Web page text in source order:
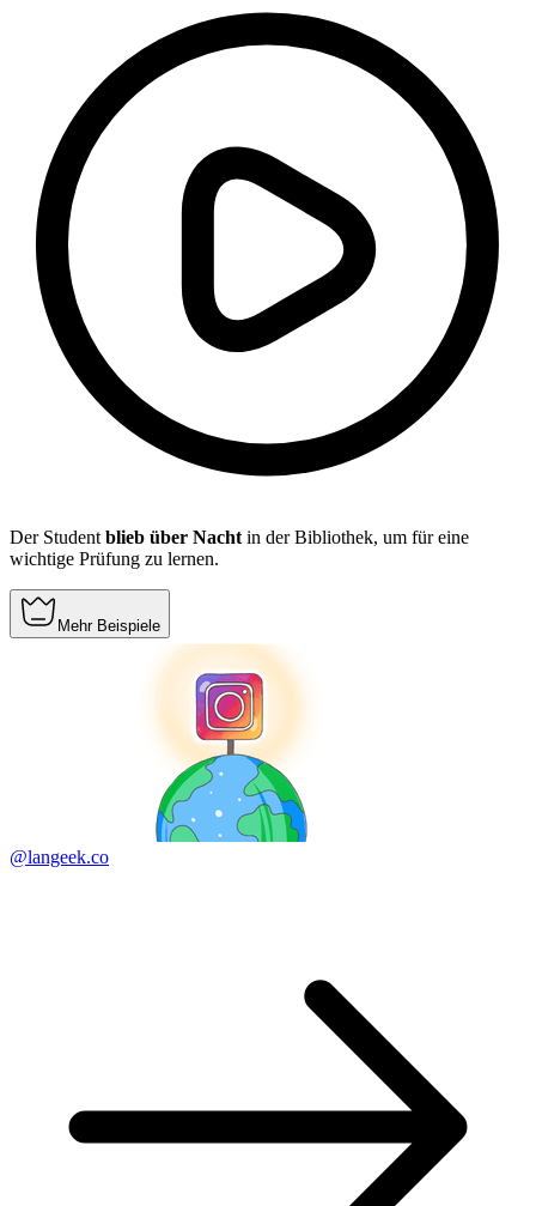
Der Student blieb über Nacht in der Bibliothek, um für eine
wichtige Prüfung zu lernen.
Mehr Beispiele
@langeek.co